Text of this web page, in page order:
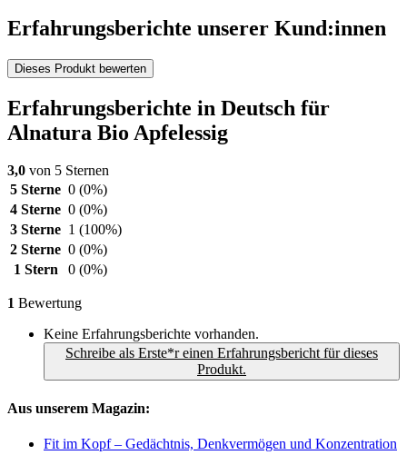
Erfahrungsberichte unserer Kund:innen
Dieses Produkt bewerten
Erfahrungsberichte in Deutsch für
Alnatura Bio Apfelessig
3,0 von 5 Sternen
5 Sterne 0 (0%)
4 Sterne 0 (0%)
3 Sterne 1 (100%)
2 Sterne 0 (0%)
1 Stern
0 (0%)
1 Bewertung
Keine Erfahrungsberichte vorhanden.
Schreibe als Erste*r einen Erfahrungsbericht für dieses
Produkt.
Aus unserem Magazin:
Fit im Kopf – Gedächtnis, Denkvermögen und Konzentration